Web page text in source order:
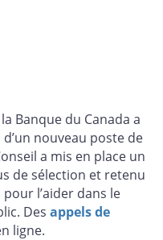
Banque du Canada a
nouveau poste de
a mis en place un
de sélection et retenu
l’aider dans le
Des appels de
ligne.